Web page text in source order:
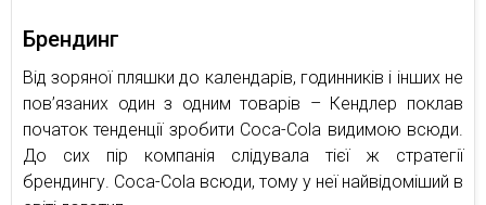
Брендинг
Від зоряної пляшки до календарів, годинників і інших не
пов’язаних один з одним товарів – Кендлер поклав
початок тенденції зробити Coca-Cola видимою всюди.
До сих пір компанія слідувала тієї ж стратегії
брендингу. Coca-Cola всюди, тому у неї найвідоміший в